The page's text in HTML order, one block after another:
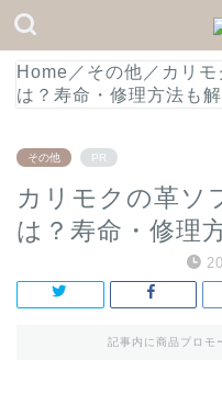
Home ／ その他 ／ カリ
は？寿命・修理方法も解
その他 PR
カリモクの革ソ
は？寿命・修理
記事内に商品プロモ